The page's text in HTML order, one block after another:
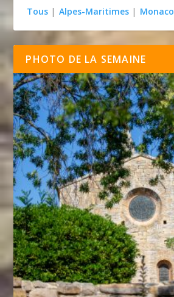
Tous | Alpes-Maritimes | Monaco
PHOTO DE LA SEMAINE